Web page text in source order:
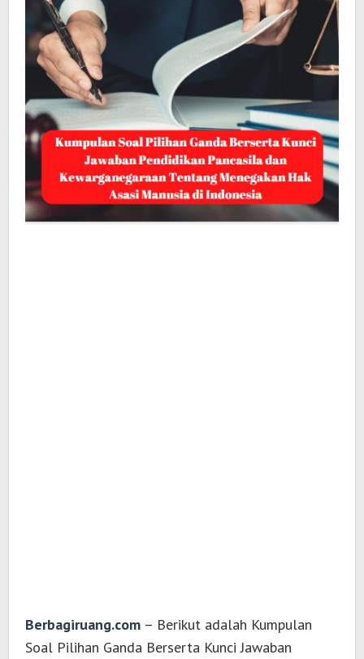
Manusia
di
Indonesia
Berbagiruang.com – Berikut adalah Kumpulan
Soal Pilihan Ganda Berserta Kunci Jawaban